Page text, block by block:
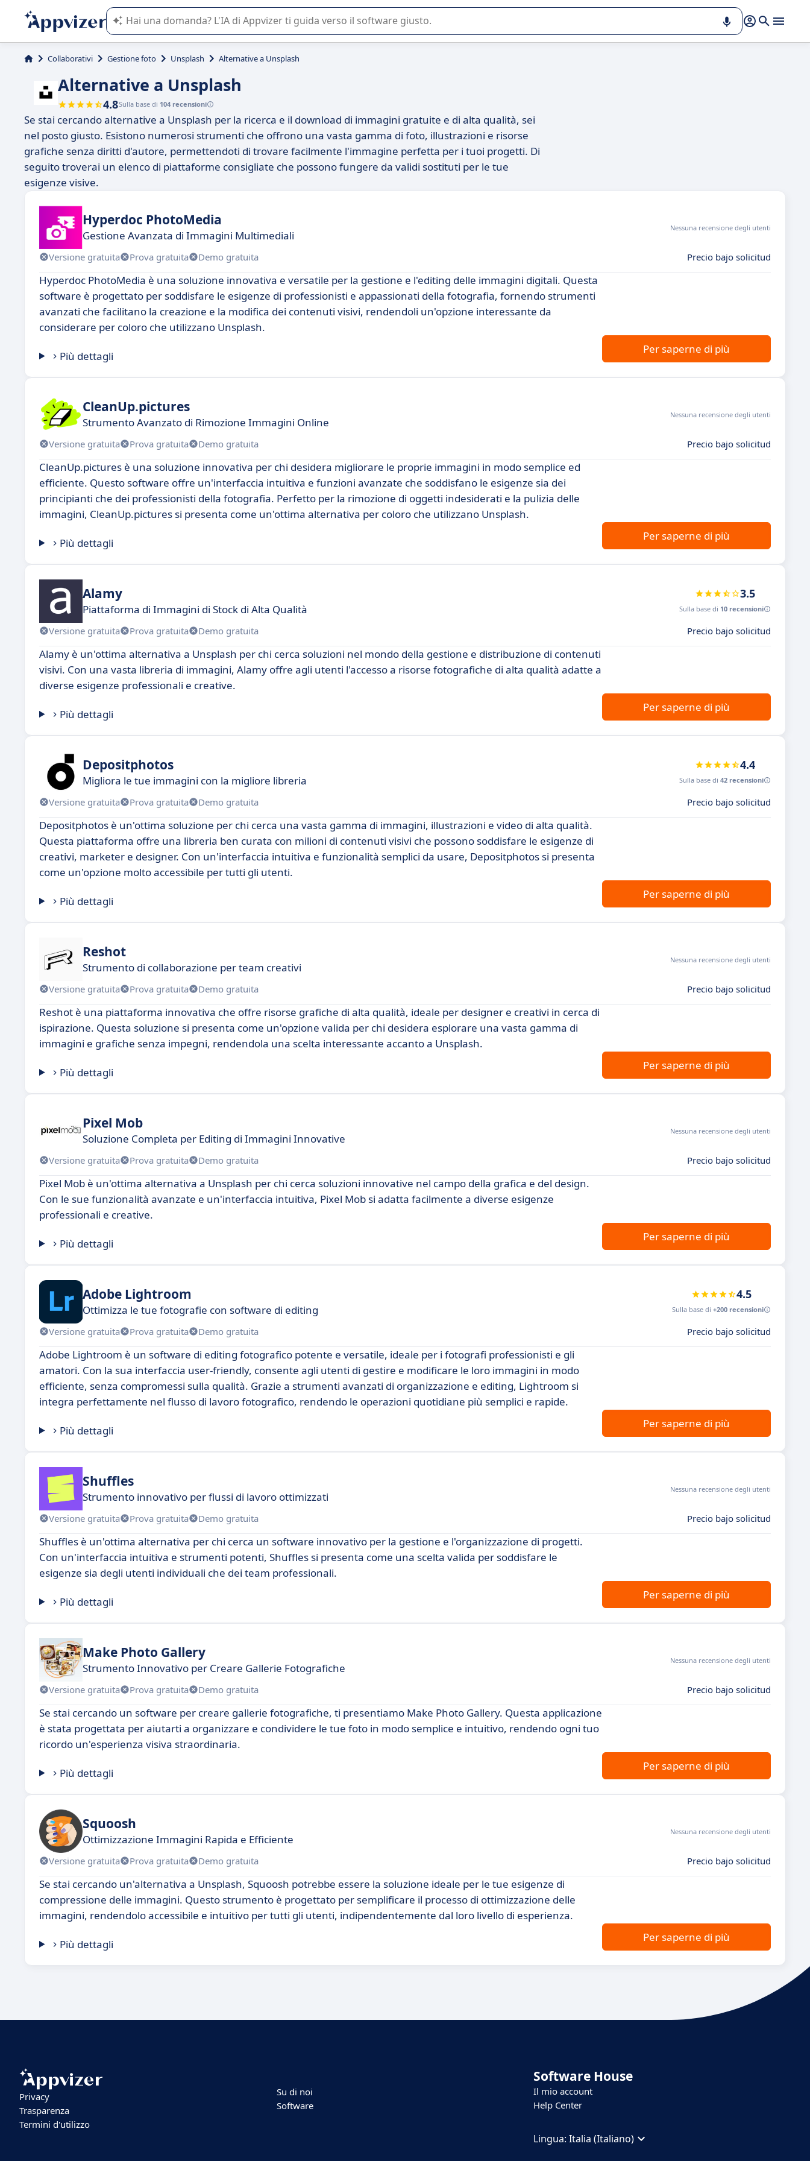
L'IA di Appvizer vi guida nell'utilizzo o nella scelta di un software SaaS per la vostra azienda.
Collaborativi Gestione foto Unsplash Alternative a Unsplash
Alternative a Unsplash
4.8Sulla base di 104 recensioni
Se stai cercando alternative a Unsplash per la ricerca e il download di immagini gratuite e di alta qualità, sei
nel posto giusto. Esistono numerosi strumenti che offrono una vasta gamma di foto, illustrazioni e risorse
grafiche senza diritti d'autore, permettendoti di trovare facilmente l'immagine perfetta per i tuoi progetti. Di
seguito troverai un elenco di piattaforme consigliate che possono fungere da validi sostituti per le tue
esigenze visive.
Hyperdoc PhotoMedia
Gestione Avanzata di Immagini Multimediali
Nessuna recensione degli utenti
Versione gratuita Prova gratuita Demo gratuita Precio bajo solicitud
Hyperdoc PhotoMedia è una soluzione innovativa e versatile per la gestione e l'editing delle immagini digitali. Questa
software è progettato per soddisfare le esigenze di professionisti e appassionati della fotografia, fornendo strumenti
avanzati che facilitano la creazione e la modifica dei contenuti visivi, rendendoli un'opzione interessante da
considerare per coloro che utilizzano Unsplash.
Più dettagli
Per saperne di più
CleanUp.pictures
Strumento Avanzato di Rimozione Immagini Online
Nessuna recensione degli utenti
Versione gratuita Prova gratuita Demo gratuita Precio bajo solicitud
CleanUp.pictures è una soluzione innovativa per chi desidera migliorare le proprie immagini in modo semplice ed
efficiente. Questo software offre un'interfaccia intuitiva e funzioni avanzate che soddisfano le esigenze sia dei
principianti che dei professionisti della fotografia. Perfetto per la rimozione di oggetti indesiderati e la pulizia delle
immagini, CleanUp.pictures si presenta come un'ottima alternativa per coloro che utilizzano Unsplash.
Più dettagli
Per saperne di più
Alamy
Piattaforma di Immagini di Stock di Alta Qualità
3.5
Sulla base di 10 recensioni
Versione gratuita Prova gratuita Demo gratuita Precio bajo solicitud
Alamy è un'ottima alternativa a Unsplash per chi cerca soluzioni nel mondo della gestione e distribuzione di contenuti
visivi. Con una vasta libreria di immagini, Alamy offre agli utenti l'accesso a risorse fotografiche di alta qualità adatte a
diverse esigenze professionali e creative.
Più dettagli
Per saperne di più
Depositphotos
Migliora le tue immagini con la migliore libreria
4.4
Sulla base di 42 recensioni
Versione gratuita Prova gratuita Demo gratuita Precio bajo solicitud
Depositphotos è un'ottima soluzione per chi cerca una vasta gamma di immagini, illustrazioni e video di alta qualità.
Questa piattaforma offre una libreria ben curata con milioni di contenuti visivi che possono soddisfare le esigenze di
creativi, marketer e designer. Con un'interfaccia intuitiva e funzionalità semplici da usare, Depositphotos si presenta
come un'opzione molto accessibile per tutti gli utenti.
Più dettagli
Per saperne di più
Reshot
Strumento di collaborazione per team creativi
Nessuna recensione degli utenti
Versione gratuita Prova gratuita Demo gratuita Precio bajo solicitud
Reshot è una piattaforma innovativa che offre risorse grafiche di alta qualità, ideale per designer e creativi in cerca di
ispirazione. Questa soluzione si presenta come un'opzione valida per chi desidera esplorare una vasta gamma di
immagini e grafiche senza impegni, rendendola una scelta interessante accanto a Unsplash.
Più dettagli
Per saperne di più
Pixel Mob
Soluzione Completa per Editing di Immagini Innovative
Nessuna recensione degli utenti
Versione gratuita Prova gratuita Demo gratuita Precio bajo solicitud
Pixel Mob è un'ottima alternativa a Unsplash per chi cerca soluzioni innovative nel campo della grafica e del design.
Con le sue funzionalità avanzate e un'interfaccia intuitiva, Pixel Mob si adatta facilmente a diverse esigenze
professionali e creative.
Più dettagli
Per saperne di più
Adobe Lightroom
Ottimizza le tue fotografie con software di editing
4.5
Sulla base di +200 recensioni
Versione gratuita Prova gratuita Demo gratuita Precio bajo solicitud
Adobe Lightroom è un software di editing fotografico potente e versatile, ideale per i fotografi professionisti e gli
amatori. Con la sua interfaccia user-friendly, consente agli utenti di gestire e modificare le loro immagini in modo
efficiente, senza compromessi sulla qualità. Grazie a strumenti avanzati di organizzazione e editing, Lightroom si
integra perfettamente nel flusso di lavoro fotografico, rendendo le operazioni quotidiane più semplici e rapide.
Più dettagli
Per saperne di più
Shuffles
Strumento innovativo per flussi di lavoro ottimizzati
Nessuna recensione degli utenti
Versione gratuita Prova gratuita Demo gratuita Precio bajo solicitud
Shuffles è un'ottima alternativa per chi cerca un software innovativo per la gestione e l'organizzazione di progetti.
Con un'interfaccia intuitiva e strumenti potenti, Shuffles si presenta come una scelta valida per soddisfare le
esigenze sia degli utenti individuali che dei team professionali.
Più dettagli
Per saperne di più
Make Photo Gallery
Strumento Innovativo per Creare Gallerie Fotografiche
Nessuna recensione degli utenti
Versione gratuita Prova gratuita Demo gratuita Precio bajo solicitud
Se stai cercando un software per creare gallerie fotografiche, ti presentiamo Make Photo Gallery. Questa applicazione
è stata progettata per aiutarti a organizzare e condividere le tue foto in modo semplice e intuitivo, rendendo ogni tuo
ricordo un'esperienza visiva straordinaria.
Più dettagli
Per saperne di più
Squoosh
Ottimizzazione Immagini Rapida e Efficiente
Nessuna recensione degli utenti
Versione gratuita Prova gratuita Demo gratuita Precio bajo solicitud
Se stai cercando un'alternativa a Unsplash, Squoosh potrebbe essere la soluzione ideale per le tue esigenze di
compressione delle immagini. Questo strumento è progettato per semplificare il processo di ottimizzazione delle
immagini, rendendolo accessibile e intuitivo per tutti gli utenti, indipendentemente dal loro livello di esperienza.
Più dettagli
Per saperne di più
Privacy
Trasparenza
Termini d'utilizzo
Su di noi
Software
Software House
Il mio account
Help Center
Lingua:Italia (Italiano)